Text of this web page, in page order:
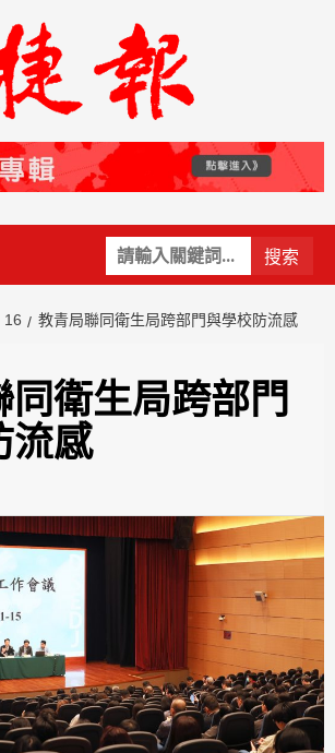
關
鍵
Primary
Menu
16 教青局聯同衛生局跨部門與學校防流感
同衛生局跨部門
流感